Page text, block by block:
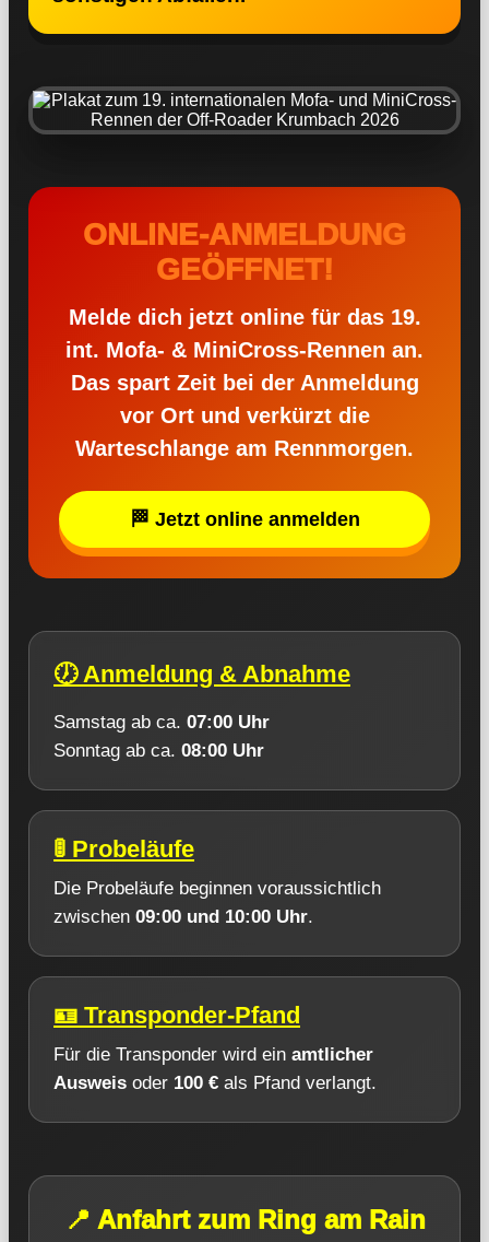
ONLINE-ANMELDUNG
GEÖFFNET!
Melde dich jetzt online für das 19.
int. Mofa- & MiniCross-Rennen an.
Das spart Zeit bei der Anmeldung
vor Ort und verkürzt die
Warteschlange am Rennmorgen.
🏁 Jetzt online anmelden
🕖 Anmeldung & Abnahme
Samstag ab ca. 07:00 Uhr
Sonntag ab ca. 08:00 Uhr
🚦 Probeläufe
Die Probeläufe beginnen voraussichtlich
zwischen 09:00 und 10:00 Uhr.
🪪 Transponder-Pfand
Für die Transponder wird ein amtlicher
Ausweis oder 100 € als Pfand verlangt.
📍 Anfahrt zum Ring am Rain